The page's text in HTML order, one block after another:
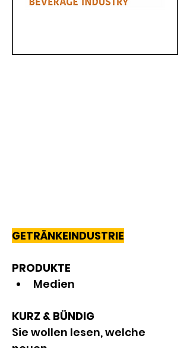
GETRÄNKEINDUSTRIE
PRODUKTE
Medien
KURZ & BÜNDIG
Sie wollen lesen, welche